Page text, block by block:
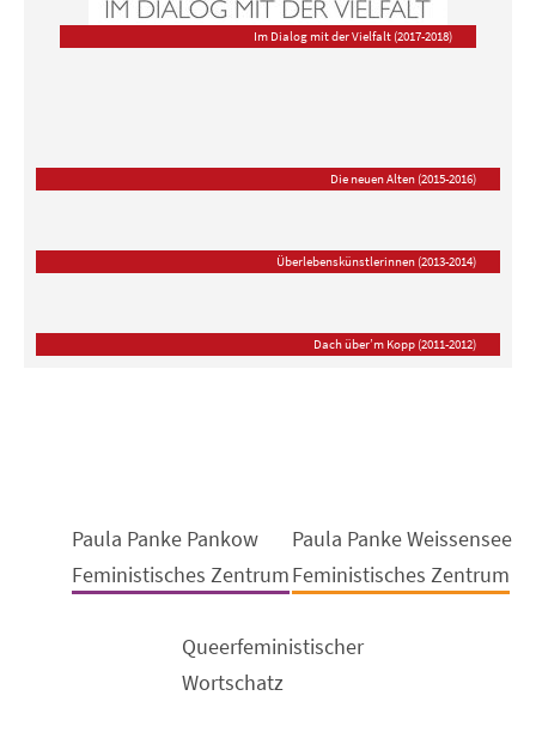
Im Dialog mit der Vielfalt (2017-2018)
Die neuen Alten (2015-2016)
Überlebenskünstlerinnen (2013-2014)
Dach über’m Kopp (2011-2012)
Paula Panke Pankow
Feministisches Zentrum
Paula Panke Weissensee
Feministisches Zentrum
Queerfeministischer
Wortschatz